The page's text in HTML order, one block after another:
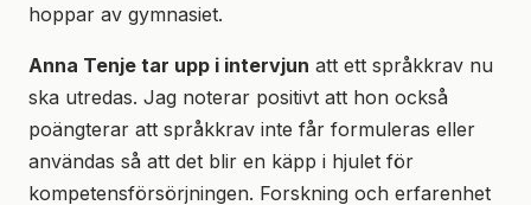
hoppar av gymnasiet.
Anna Tenje tar upp i intervjun att ett språkkrav nu
ska utredas. Jag noterar positivt att hon också
poängterar att språkkrav inte får formuleras eller
användas så att det blir en käpp i hjulet för
kompetensförsörjningen. Forskning och erfarenhet